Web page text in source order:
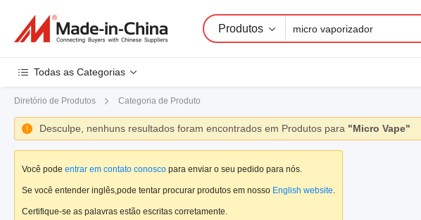
Produtos
Todas as Categorias
Diretório de Produtos Categoria de Produto
 Desculpe, nenhuns resultados foram encontrados em Produtos para "Micro Vape"
Você pode entrar em contato conosco para enviar o seu pedido para nós.
Se você entender inglês,pode tentar procurar produtos em nosso English website.
Certifique-se as palavras estão escritas corretamente.